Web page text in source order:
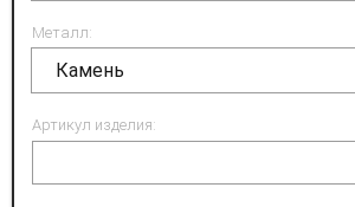
Металл:
Камень
Артикул изделия: